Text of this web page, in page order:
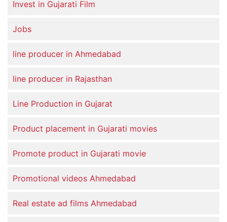
Invest in Gujarati Film
Jobs
line producer in Ahmedabad
line producer in Rajasthan
Line Production in Gujarat
Product placement in Gujarati movies
Promote product in Gujarati movie
Promotional videos Ahmedabad
Real estate ad films Ahmedabad